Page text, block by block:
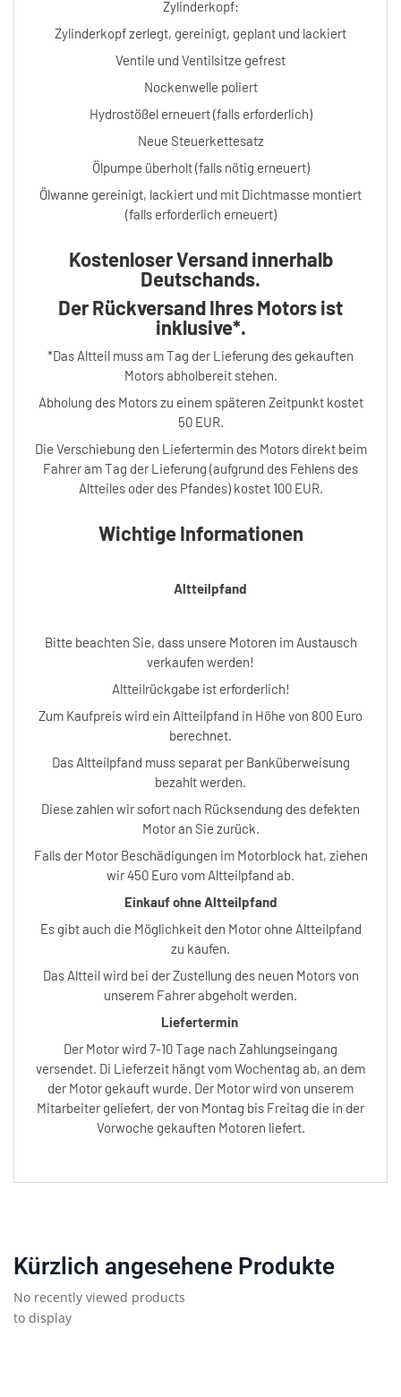
Zylinderkopf:
Zylinderkopf zerlegt, gereinigt, geplant und lackiert
Ventile und Ventilsitze gefrest
Nockenwelle poliert
Hydrostößel erneuert (falls erforderlich)
Neue Steuerkettesatz
Ölpumpe überholt (falls nötig erneuert)
Ölwanne gereinigt, lackiert und mit Dichtmasse montiert
(falls erforderlich erneuert)
Kostenloser Versand innerhalb
Deutschands.
Der Rückversand Ihres Motors ist
inklusive*.
*Das Altteil muss am Tag der Lieferung des gekauften
Motors abholbereit stehen.
Abholung des Motors zu einem späteren Zeitpunkt kostet
50 EUR.
Die Verschiebung den Liefertermin des Motors direkt beim
Fahrer am Tag der Lieferung (aufgrund des Fehlens des
Altteiles oder des Pfandes) kostet 100 EUR.
Wichtige Informationen
Altteilpfand
Bitte beachten Sie, dass unsere Motoren im Austausch
verkaufen werden!
Altteilrückgabe ist erforderlich!
Zum Kaufpreis wird ein Altteilpfand in Höhe von 800 Euro
berechnet.
Das Altteilpfand muss separat per Banküberweisung
bezahlt werden.
Diese zahlen wir sofort nach Rücksendung des defekten
Motor an Sie zurück.
Falls der Motor Beschädigungen im Motorblock hat, ziehen
wir 450 Euro vom Altteilpfand ab.
Einkauf ohne Altteilpfand
Es gibt auch die Möglichkeit den Motor ohne Altteilpfand
zu kaufen.
Das Altteil wird bei der Zustellung des neuen Motors von
unserem Fahrer abgeholt werden.
Liefertermin
Der Motor wird 7-10 Tage nach Zahlungseingang
versendet. Di Lieferzeit hängt vom Wochentag ab, an dem
der Motor gekauft wurde. Der Motor wird von unserem
Mitarbeiter geliefert, der von Montag bis Freitag die in der
Vorwoche gekauften Motoren liefert.
Kürzlich angesehene Produkte
No recently viewed products
to display